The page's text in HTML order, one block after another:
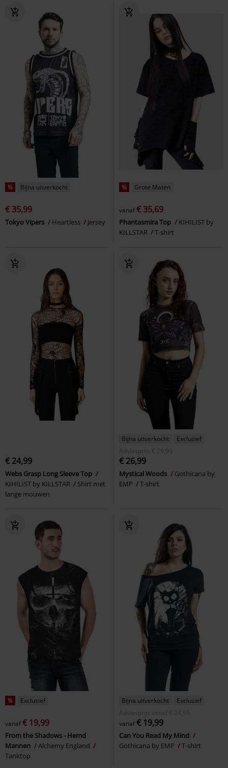
% Bijna uitverkocht
€ 35,99
Tokyo Vipers Heartless Jersey
% Grote Maten
vanaf€ 35,69
Phantasmira Top
KIHILIST by
KILLSTAR
T-shirt
€ 24,99
Webs Grasp Long Sleeve Top
KIHILIST by KILLSTAR
Shirt met
lange mouwen
Bijna uitverkocht
Exclusief
Adviesprijs
€ 29,99
€ 26,99
Mystical Woods
Gothicana by
EMP
T-shirt
% Exclusief
vanaf€ 19,99
From the Shadows - Hemd
Mannen
Alchemy England
Tanktop
Bijna uitverkocht
Exclusief
Adviesprijs
vanaf € 24,99
vanaf€ 19,99
Can You Read My Mind
Gothicana by EMP
T-shirt